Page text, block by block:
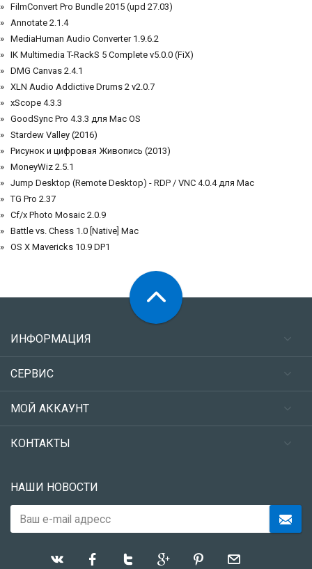
FilmConvert Pro Bundle 2015 (upd 27.03)
Annotate 2.1.4
MediaHuman Audio Converter 1.9.6.2
IK Multimedia T-RackS 5 Complete v5.0.0 (FiX)
DMG Canvas 2.4.1
XLN Audio Addictive Drums 2 v2.0.7
xScope 4.3.3
GoodSync Pro 4.3.3 для Mac OS
Stardew Valley (2016)
Рисунок и цифровая Живопись (2013)
MoneyWiz 2.5.1
Jump Desktop (Remote Desktop) - RDP / VNC 4.0.4 для Mac
TG Pro 2.37
Cf/x Photo Mosaic 2.0.9
Battle vs. Chess 1.0 [Native] Mac
OS X Mavericks 10.9 DP1
ИНФОРМАЦИЯ
СЕРВИС
МОЙ АККАУНТ
КОНТАКТЫ
НАШИ НОВОСТИ